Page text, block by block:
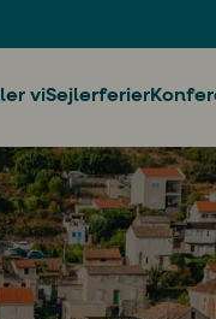
viSejlerferier